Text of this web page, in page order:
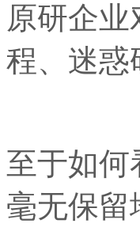
原研企
程、迷惑
至于如何
毫无保留